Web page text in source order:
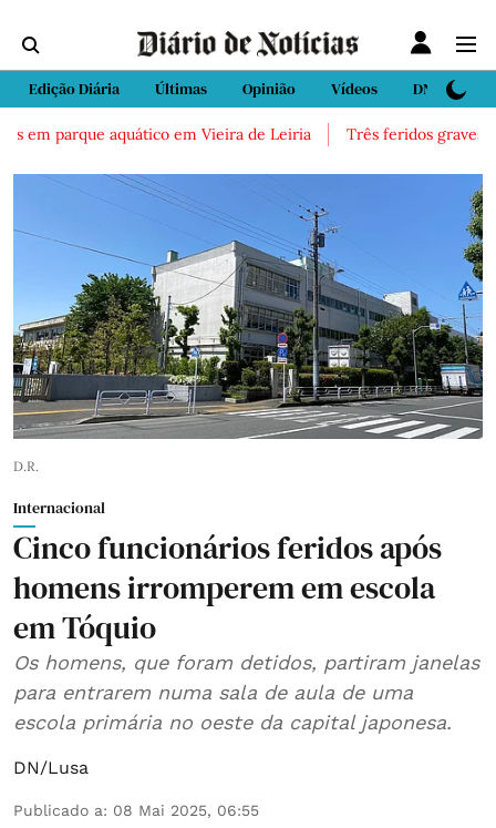
Edição Diária Últimas Opinião Vídeos DN Sport
em parque aquático em Vieira de Leiria Três feridos graves
D.R.
Internacional
Cinco funcionários feridos após
homens irromperem em escola
em Tóquio
Os homens, que foram detidos, partiram janelas
para entrarem numa sala de aula de uma
escola primária no oeste da capital japonesa.
DN/Lusa
Publicado a: 08 Mai 2025, 06:55